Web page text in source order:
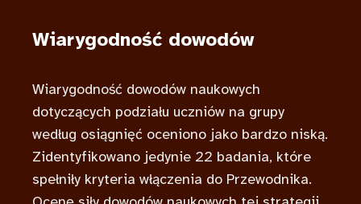
Wiarygodność dowodów
Wiarygodność dowodów naukowych
dotyczących podziału uczniów na grupy
według osiągnięć oceniono jako bardzo niską.
Zidentyfikowano jedynie 22 badania, które
spełniły kryteria włączenia do Przewodnika.